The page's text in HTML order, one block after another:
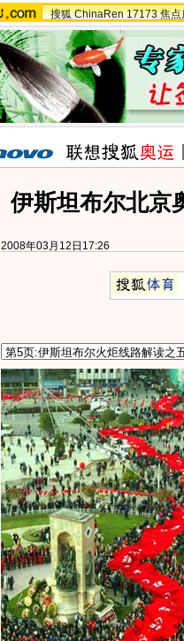
搜狐 ChinaRen 17173 焦点
伊斯坦布尔北京
2008年03月12日17:26